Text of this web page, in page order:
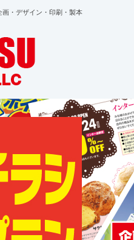
・デザイン・印刷・製本